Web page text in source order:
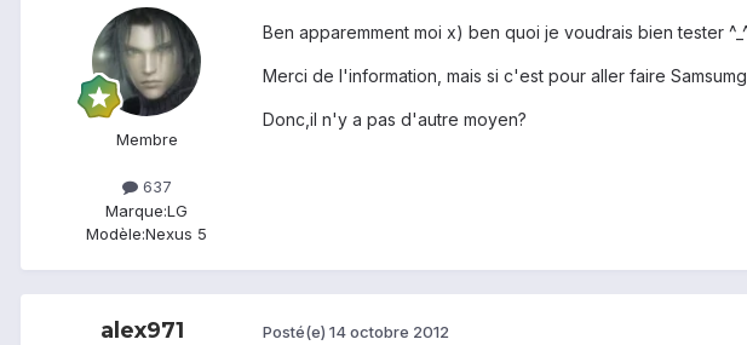
Membre
637
Marque:LG
Modèle:Nexus 5
Ben apparemment moi x) ben quoi je voudrais bien tester
Merci de l'information, mais si c'est pour aller faire
Donc,il n'y a pas d'autre moyen?
alex971 Posté(e) 14 octobre 2012